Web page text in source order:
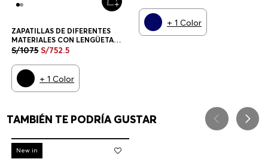
ZAPATILLAS DE DIFERENTES
MATERIALES CON LENGÜETA
TRASERA EN CONTRASTE
ZAPATILLAS HOMBRE
S/1075 S/752.5
+1 Color
+ 1 Color
TAMBIÉN TE PODRÍA GUSTAR
-30%
New in